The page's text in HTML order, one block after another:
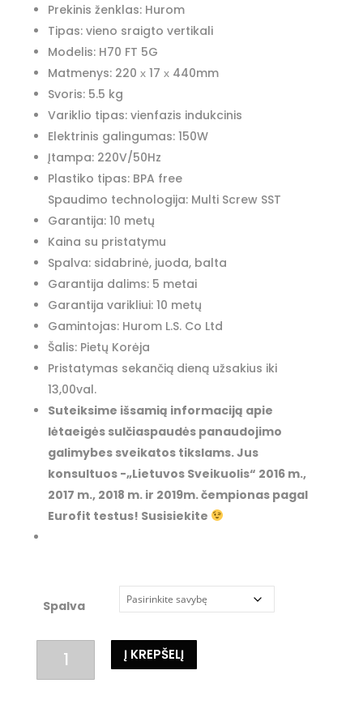
Prekinis ženklas: Hurom
Tipas: vieno sraigto vertikali
Modelis: H70 FT 5G
Matmenys: 220 х 17 х 440mm
Svoris: 5.5 kg
Variklio tipas: vienfazis indukcinis
Elektrinis galingumas: 150W
Įtampa: 220V/50Hz
Plastiko tipas: BPA free
Spaudimo technologija: Multi Screw SST
Garantija: 10 metų
Kaina su pristatymu
Spalva: sidabrinė, juoda, balta
Garantija dalims: 5 metai
Garantija varikliui: 10 metų
Gamintojas: Hurom L.S. Co Ltd
Šalis: Pietų Korėja
Pristatymas sekančią dieną užsakius iki
13,00val.
Suteiksime išsamią informaciją apie
lėtaeigės sulčiaspaudės panaudojimo
galimybes sveikatos tikslams. Jus
konsultuos -„Lietuvos Sveikuolis“ 2016 m.,
2017 m., 2018 m. ir 2019m. čempionas pagal
Eurofit testus! Susisiekite
Spalva
kiekis:
Hurom
Į KREPŠELĮ